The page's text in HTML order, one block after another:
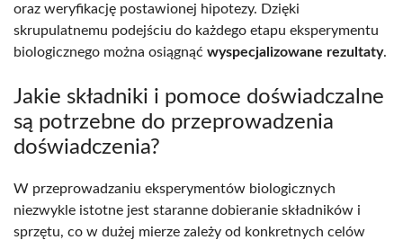
oraz weryfikację postawionej hipotezy. Dzięki
skrupulatnemu podejściu do każdego etapu eksperymentu
biologicznego można osiągnąć wyspecjalizowane rezultaty.
Jakie składniki i pomoce doświadczalne
są potrzebne do przeprowadzenia
doświadczenia?
W przeprowadzaniu eksperymentów biologicznych
niezwykle istotne jest staranne dobieranie składników i
sprzętu, co w dużej mierze zależy od konkretnych celów